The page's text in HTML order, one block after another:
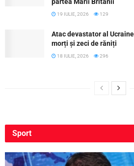
19 IULIE, 2026 129
Atac devastator al
morți și zeci de răniți
18 IULIE, 2026 296
Sport